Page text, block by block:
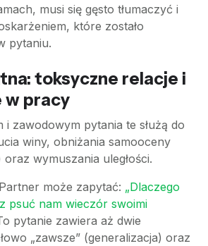
musi się gęsto tłumaczyć i
które zostało
pytaniu.
toksyczne relacje i
w pracy
i zawodowym pytania te służą do
winy, obniżania samooceny
wymuszania uległości.
Partner może zapytać: „Dlaczego
psuć nam wieczór swoimi
pytanie zawiera aż dwie
„zawsze” (generalizacja) oraz